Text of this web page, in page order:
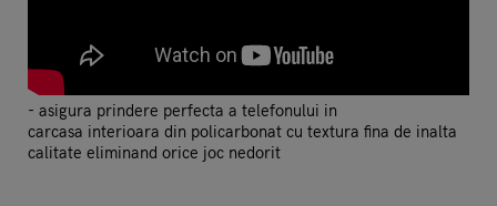
- asigura prindere perfecta a telefonului in
carcasa interioara din policarbonat cu textura fina de inalta
calitate eliminand orice joc nedorit